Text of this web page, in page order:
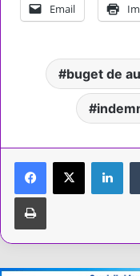
Email
buget de
Tipărește